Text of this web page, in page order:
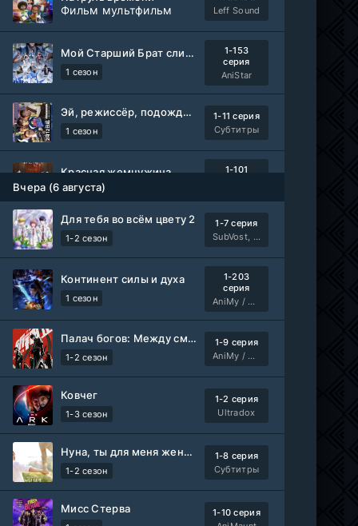
Фильм мультфильм
Leff Sound
Мой Старший Брат слишком стабилен
1 сезон
1-153
серия
AniStar
Эй, режиссёр, подождите!
1 сезон
1-11 серия
Субтитры
Красная жемчужина
1 сезон
1-101
Древние пришельцы
1-8 серия
Влад Дорф
1-5 сезон
1-8 серия
ColdFilm
Правила моей кухни
1-15 сезон
1-9 серия
Влад Дорф
Ленин
Фильм
Telecine
KimchiTV
Счастливы ли мы?
Фильм
WEB-Rip
Синема УС
Любовь на розлив
WEB-Rip
Вчера (6 августа)
Для тебя во всём цвету 2
1-2 сезон
1-7 серия
SubVost, Манипулятор
Континент силы и духа
1 сезон
1-203
серия
AniMy / RuChiMe
Палач богов: Между смертным и божественным царством 2
1-2 сезон
1-9 серия
AniMy / RuChiMe
Ковчег
1-3 сезон
1-2 серия
Ultradox
Нуна, ты для меня женщина 2
1-2 сезон
1-8 серия
Субтитры
Мисс Стерва
1-10 серия